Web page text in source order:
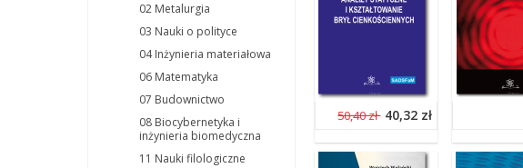
50,40 zł 40,32 zł
02 Metalurgia
03 Nauki o polityce
04 Inżynieria materiałowa
06 Matematyka
07 Budownictwo
08 Biocybernetyka i
inżynieria biomedyczna
11 Nauki filologiczne